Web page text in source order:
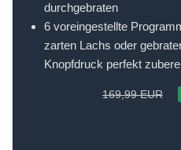
durchgebraten
6 voreingestellte
zarten Lachs oder
Knopfdruck perfekt
169,99 EUR